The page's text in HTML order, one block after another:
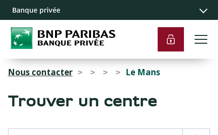
Recherche
Navigation
principale
Banque privée
Nous contacter > > > > Le Mans
Trouver un centre